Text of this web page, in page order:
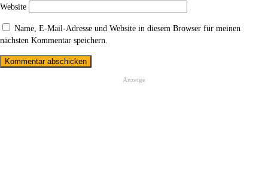
Website
Name, E-Mail-Adresse und Website in diesem Browser für meinen
nächsten Kommentar speichern.
Anzeige